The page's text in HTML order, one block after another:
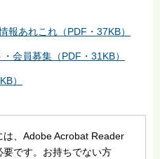
報あれこれ（PDF・37KB）
会員募集（PDF・31KB）
）
、Adobe Acrobat Reader
です。お持ちでない方